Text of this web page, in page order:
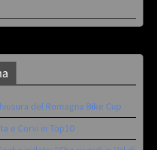
del Romagna Bike Cup
e Corvi in Top10